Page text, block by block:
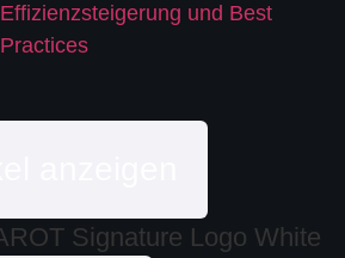
Effizienzsteigerung und Best
Practices